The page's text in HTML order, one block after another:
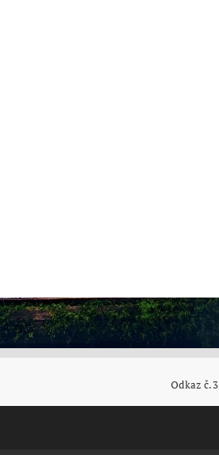
Odkaz č.3